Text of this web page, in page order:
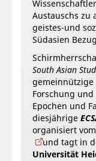
Austauschs zu
geistes-und
Südasien
South Asian
gemeinnützige
Forschung
Epochen und
diesjährige
organisiert vom
und tagt in
Universität